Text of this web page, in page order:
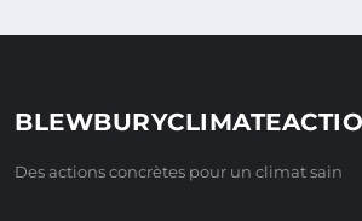
Des actions concrètes pour un climat sain